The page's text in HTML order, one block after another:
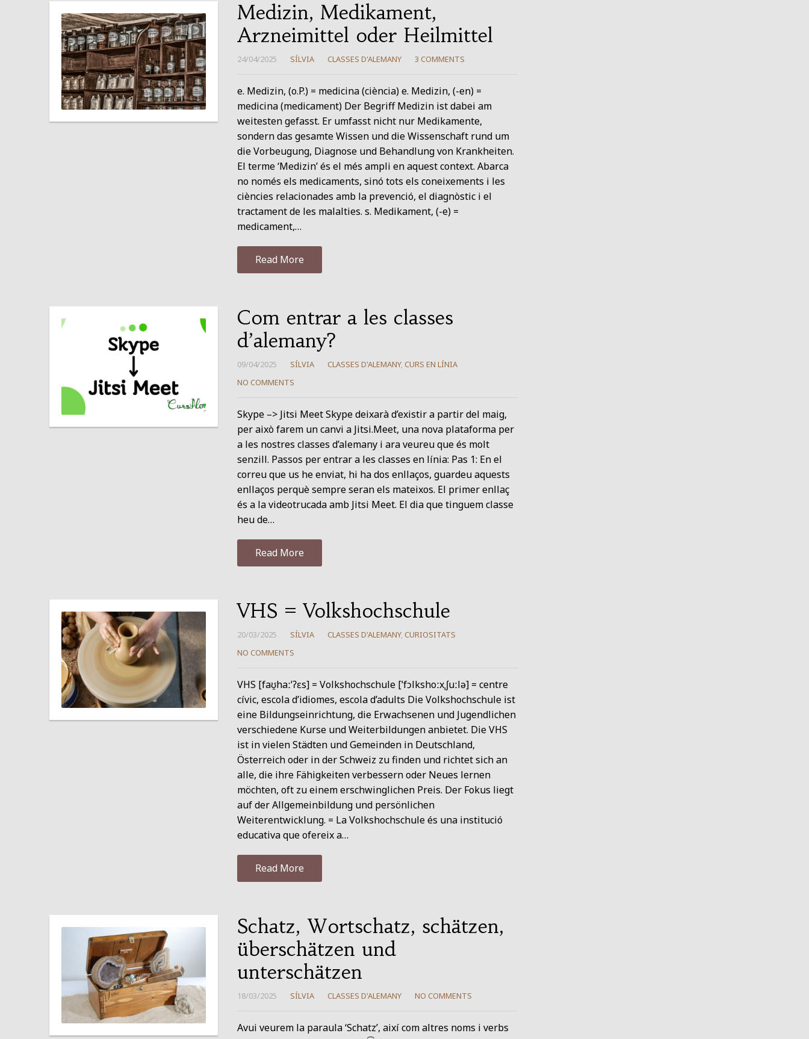
Medizin, Medikament,
Arzneimittel oder Heilmittel
24/04/2025 SÍLVIA CLASSES D'ALEMANY 3 COMMENTS
e. Medizin, (o.P.) = medicina (ciència) e. Medizin, (-en) =
medicina (medicament) Der Begriff Medizin ist dabei am
weitesten gefasst. Er umfasst nicht nur Medikamente,
sondern das gesamte Wissen und die Wissenschaft rund um
die Vorbeugung, Diagnose und Behandlung von Krankheiten.
El terme ‘Medizin’ és el més ampli en aquest context. Abarca
no només els medicaments, sinó tots els coneixements i les
ciències relacionades amb la prevenció, el diagnòstic i el
tractament de les malalties. s. Medikament, (-e) =
medicament,…
Read More
Com entrar a les classes
d’alemany?
09/04/2025 SÍLVIA CLASSES D'ALEMANY, CURS EN LÍNIA
NO COMMENTS
Skype –> Jitsi Meet Skype deixarà d’existir a partir del maig,
per això farem un canvi a Jitsi.Meet, una nova plataforma per
a les nostres classes d’alemany i ara veureu que és molt
senzill. Passos per entrar a les classes en línia: Pas 1: En el
correu que us he enviat, hi ha dos enllaços, guardeu aquests
enllaços perquè sempre seran els mateixos. El primer enllaç
és a la videotrucada amb Jitsi Meet. El dia que tinguem classe
heu de…
Read More
VHS = Volkshochschule
20/03/2025 SÍLVIA CLASSES D'ALEMANY, CURIOSITATS
NO COMMENTS
VHS [faʊ̯haːˈʔɛs] = Volkshochschule [ˈfɔlkshoːxˌʃuːlə] = centre
cívic, escola d’idiomes, escola d’adults Die Volkshochschule ist
eine Bildungseinrichtung, die Erwachsenen und Jugendlichen
verschiedene Kurse und Weiterbildungen anbietet. Die VHS
ist in vielen Städten und Gemeinden in Deutschland,
Österreich oder in der Schweiz zu finden und richtet sich an
alle, die ihre Fähigkeiten verbessern oder Neues lernen
möchten, oft zu einem erschwinglichen Preis. Der Fokus liegt
auf der Allgemeinbildung und persönlichen
Weiterentwicklung. = La Volkshochschule és una institució
educativa que ofereix a…
Read More
Schatz, Wortschatz, schätzen,
überschätzen und
unterschätzen
18/03/2025 SÍLVIA CLASSES D'ALEMANY NO COMMENTS
Avui veurem la paraula ‘Schatz’, així com altres noms i verbs